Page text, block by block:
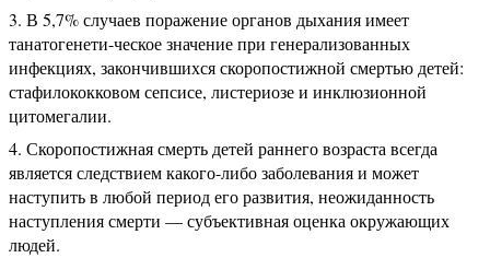
В 5,7% случаев поражение органов дыхания имеет
танатогенети-ческое значение при генерализованных
инфекциях, закончившихся скоропостижной смертью детей:
стафилококковом сепсисе, листериозе и инклюзионной
цитомегалии.
Скоропостижная смерть детей раннего возраста всегда
является следствием какого-либо заболевания и может
наступить в любой период его развития, неожиданность
наступления смерти — субъективная оценка окружающих
людей.